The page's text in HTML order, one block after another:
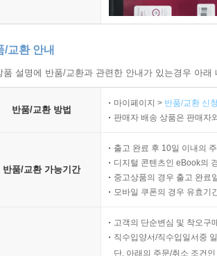
/교환 안내
설명에 반품/교환과 관련한 안내가 있는경우 아
반품/교환 방법
마이페이지 > 반품/교환 신
판매자 배송 상품은 판매자
반품/교환 가능기간
출고 완료 후 10일 이내의
디지털 콘텐츠인 eBook의
중고상품의 경우 출고 완료
모바일 쿠폰의 경우 유효기
고객의 단순변심 및 착오구
직수입양서/직수입일서중
단, 아래의 주문/취소 조건